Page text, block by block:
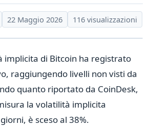
22 Maggio 2026 116 visualizzazioni
implicita di Bitcoin ha registrato
raggiungendo livelli non visti da
quanto riportato da CoinDesk,
la volatilità implicita
è sceso al 38%.